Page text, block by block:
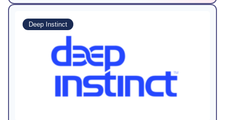
Deep Instinct